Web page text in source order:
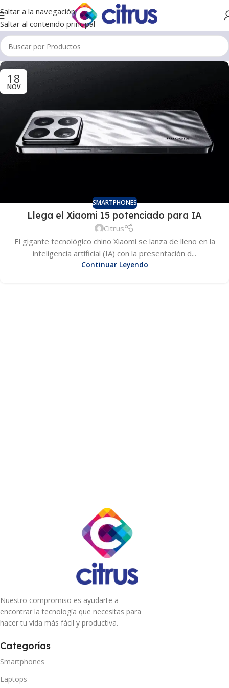
Saltar a la navegación
Saltar al contenido principal
18
NOV
SMARTPHONES
Llega el Xiaomi 15 potenciado para IA
Citrus
El gigante tecnológico chino Xiaomi se lanza de lleno en la
inteligencia artificial (IA) con la presentación d...
Continuar Leyendo
Nuestro compromiso es ayudarte a
encontrar la tecnología que necesitas para
hacer tu vida más fácil y productiva.
Categorías
Smartphones
Laptops